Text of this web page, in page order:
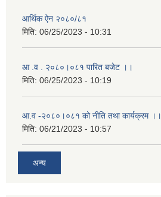
आर्थिक ऐन २०८०/८१
मिति: 06/25/2023 - 10:31
आ .व . २०८०।०८१ पारित बजेट ।।
मिति: 06/25/2023 - 10:19
आ.व -२०८०।०८१ को नीति तथा कार्यक्रम ।।
मिति: 06/21/2023 - 10:57
अन्य